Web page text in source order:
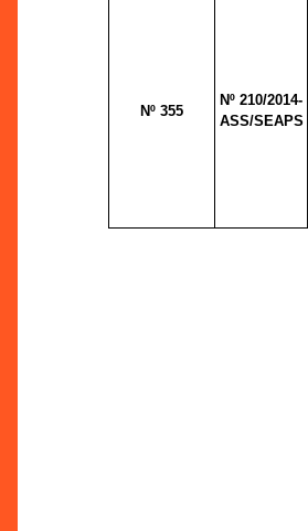
Nº 355
Nº 210/2014-
ASS/SEAPS